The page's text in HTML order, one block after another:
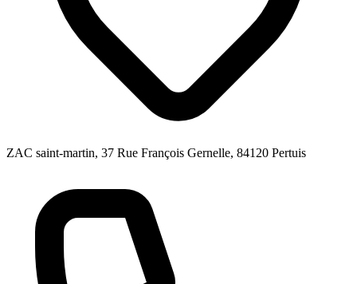
ZAC saint-martin, 37 Rue François Gernelle, 84120 Pertuis